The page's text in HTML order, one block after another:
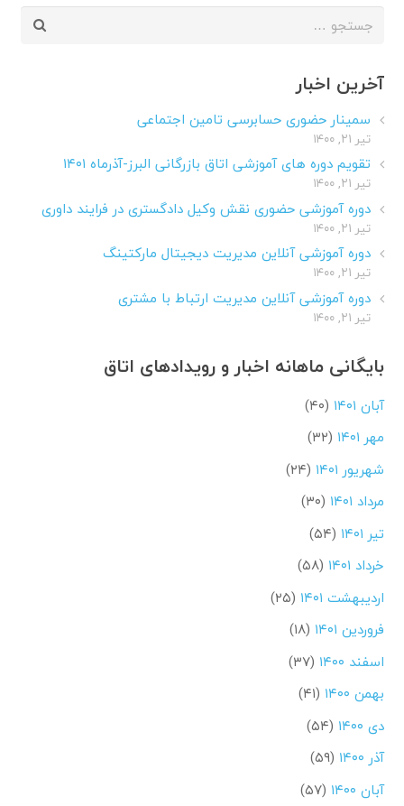
جستجو
آخرین اخبار
سمینار حضوری حسابرسی تامین اجتماعی
تیر ۲۱, ۱۴۰۰
تقویم دوره های آموزشی اتاق بازرگانی البرز-آذرماه ۱۴۰۱
تیر ۲۱, ۱۴۰۰
دوره آموزشی حضوری نقش وکیل دادگستری در فرایند داوری
تیر ۲۱, ۱۴۰۰
دوره آموزشی آنلاین مدیریت دیجیتال مارکتینگ
تیر ۲۱, ۱۴۰۰
دوره آموزشی آنلاین مدیریت ارتباط با مشتری
تیر ۲۱, ۱۴۰۰
بایگانی ماهانه اخبار و رویدادهای اتاق
آبان ۱۴۰۱
(۴۰)
مهر ۱۴۰۱
(۳۲)
شهریور ۱۴۰۱
(۲۴)
مرداد ۱۴۰۱
(۳۰)
تیر ۱۴۰۱
(۵۴)
خرداد ۱۴۰۱
(۵۸)
اردیبهشت ۱۴۰۱
(۲۵)
فروردین ۱۴۰۱
(۱۸)
اسفند ۱۴۰۰
(۳۷)
بهمن ۱۴۰۰
(۴۱)
دی ۱۴۰۰
(۵۴)
آذر ۱۴۰۰
(۵۹)
آبان ۱۴۰۰
(۵۷)